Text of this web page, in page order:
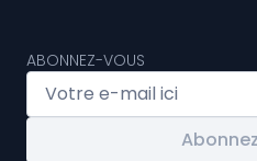
ABONNEZ-VOUS